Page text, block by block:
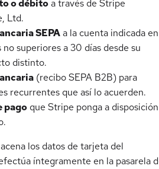
o débitoa través de Stripe
Ltd.
SEPAa la cuenta indicada
superiores a 30 días desde su
distinto.
(recibo SEPA B2B) para
recurrentes que así lo acuerden.
pago que Stripe ponga a disposición
los datos de tarjeta del
íntegramente en la pasarela